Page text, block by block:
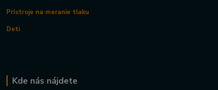
Prístroje na meranie tlaku
Deti
Kde nás nájdete